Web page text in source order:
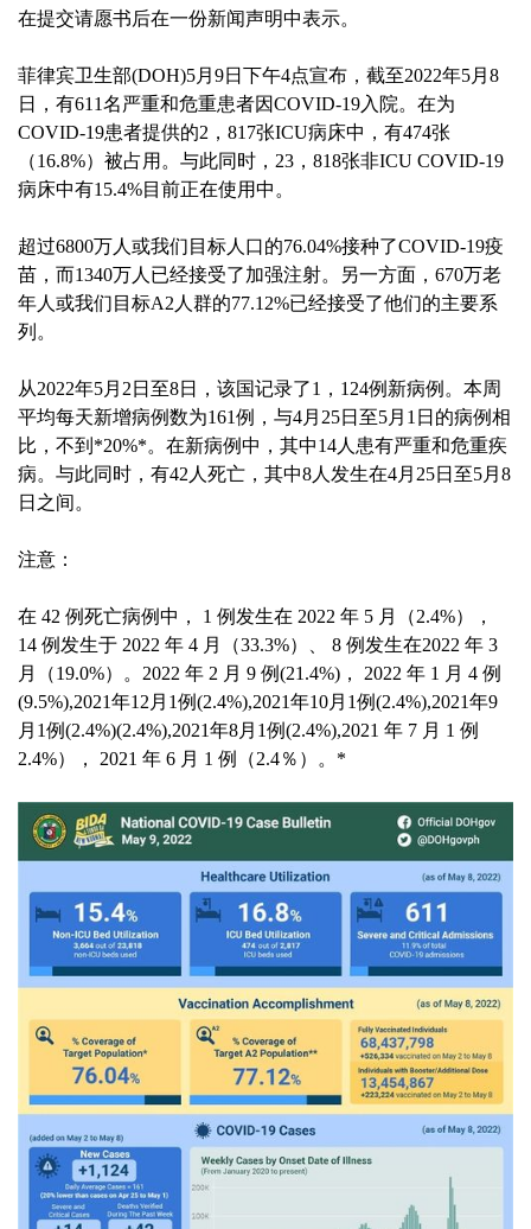
在提交请愿书后在一份新闻声明中表示。
菲律宾卫生部(DOH)5月9日下午4点宣布，截至2022年5月8
日，有611名严重和危重患者因COVID-19入院。在为
COVID-19患者提供的2，817张ICU病床中，有474张
（16.8%）被占用。与此同时，23，818张非ICU COVID-19
病床中有15.4%目前正在使用中。
超过6800万人或我们目标人口的76.04%接种了COVID-19疫
苗，而1340万人已经接受了加强注射。另一方面，670万老
年人或我们目标A2人群的77.12%已经接受了他们的主要系
列。
从2022年5月2日至8日，该国记录了1，124例新病例。本周
平均每天新增病例数为161例，与4月25日至5月1日的病例相
比，不到*20%*。在新病例中，其中14人患有严重和危重疾
病。与此同时，有42人死亡，其中8人发生在4月25日至5月8
日之间。
注意：
在 42 例死亡病例中， 1 例发生在 2022 年 5 月（2.4%），
14 例发生于 2022 年 4 月（33.3%）、 8 例发生在2022 年 3
月（19.0%）。2022 年 2 月 9 例(21.4%)， 2022 年 1 月 4 例
(9.5%),2021年12月1例(2.4%),2021年10月1例(2.4%),2021年9
月1例(2.4%)(2.4%),2021年8月1例(2.4%),2021 年 7 月 1 例
2.4%）， 2021 年 6 月 1 例（2.4％）。*